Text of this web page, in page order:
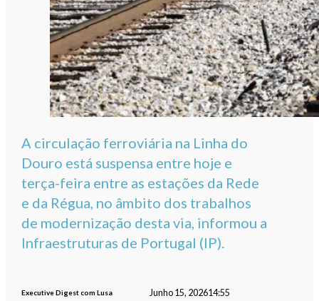
A circulação ferroviária na Linha do
Douro está suspensa entre hoje e
terça-feira entre as estações da Rede
e da Régua, no âmbito dos trabalhos
de modernização desta via, informou a
Infraestruturas de Portugal (IP).
Executive Digest com Lusa Junho 15, 202614:55